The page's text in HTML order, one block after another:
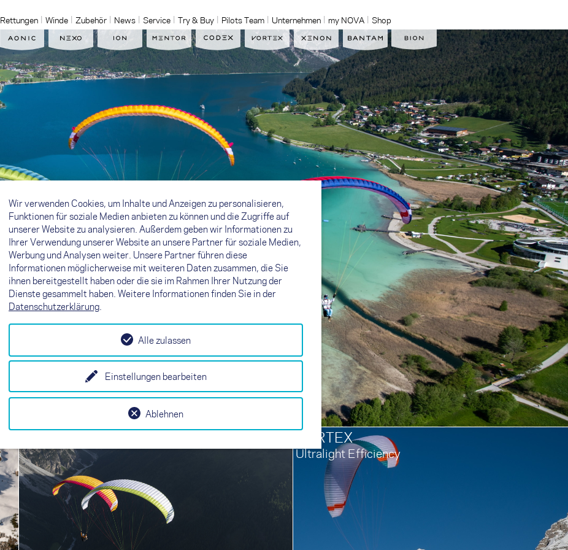
Rettungen Winde Zubehör News Service Try & Buy Pilots Team Unternehmen my NOVA Shop
NEXO
Simply more flying
VORTEX
Ultralight Efficiency
Wir verwenden Cookies, um Inhalte und Anzeigen zu personalisieren,
Funktionen für soziale Medien anbieten zu können und die Zugriffe auf
unserer Website zu analysieren. Außerdem geben wir Informationen zu
Ihrer Verwendung unserer Website an unsere Partner für soziale Medien,
Werbung und Analysen weiter. Unsere Partner führen diese
Informationen möglicherweise mit weiteren Daten zusammen, die Sie
ihnen bereitgestellt haben oder die sie im Rahmen Ihrer Nutzung der
Dienste gesammelt haben. Weitere Informationen finden Sie in der
Datenschutzerklärung.
Einstellungen bearbeiten
Ablehnen
Alle zulassen